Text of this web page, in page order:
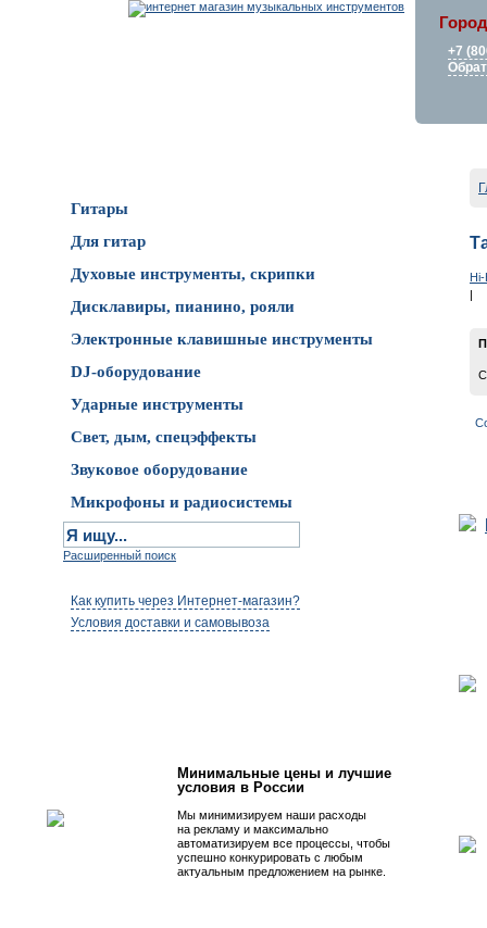
+7
Гитары
Для гитар
Духовые инструменты, скрипки
Дисклавиры, пианино, рояли
Электронные клавишные инструменты
DJ-оборудование
Ударные инструменты
Свет, дым, спецэффекты
Звуковое оборудование
Микрофоны и радиосистемы
Расширенный поиск
Как купить через Интернет-магазин?
Условия доставки и самовывоза
Минимальные цены и лучшие
условия в России
Мы минимизируем наши расходы
на рекламу и максимально
автоматизируем все процессы, чтобы
успешно конкурировать с любым
актуальным предложением на рынке.
|